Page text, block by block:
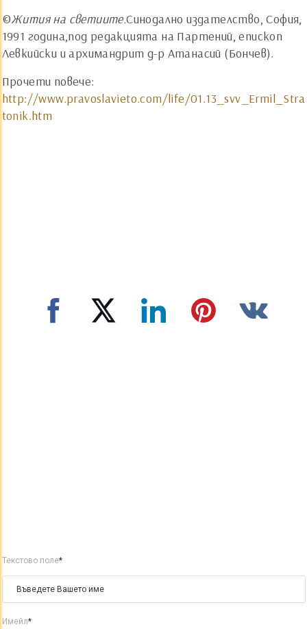
©Жития на светиите.Синодално издателство, София,
1991 година,под редакцията на Партений, епископ
Левкийски и архимандрит д-р Атанасий (Бончев).
Прочети повече:
http://www.pravoslavieto.com/life/01.13_svv_Ermil_Stra
tonik.htm
Текстово поле*
Имейл*